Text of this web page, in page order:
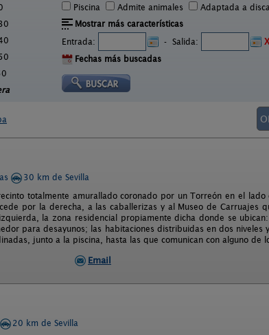
Piscina Admite animales
Adaptada a
Mostrar más características
Entrada:
- Salida:
X
Fechas más buscadas
30 km de Sevilla
totalmente amurallado coronado por un Torreón en el
por la derecha, a las caballerizas y al Museo de Carruajes
la zona residencial propiamente dicha donde se
para desayunos; las habitaciones distribuidas en dos niveles
junto a la piscina, hasta las que comunican con alguno de
Email
20 km de Sevilla